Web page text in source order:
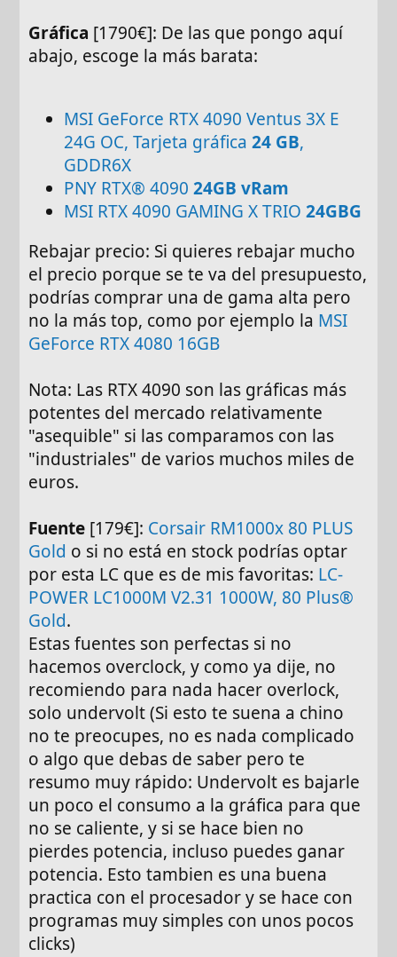
Gráfica [1790€]: De las que pongo aquí
abajo, escoge la más barata:
MSI GeForce RTX 4090 Ventus 3X E
24G OC, Tarjeta gráfica24 GB,
GDDR6X
PNY RTX® 409024GB vRam
MSI RTX 4090 GAMING X TRIO24GBG
Rebajar precio: Si quieres rebajar mucho
el precio porque se te va del presupuesto,
podrías comprar una de gama alta pero
no la más top, como por ejemplo la MSI
GeForce RTX 4080 16GB
Nota: Las RTX 4090 son las gráficas más
potentes del mercado relativamente
"asequible" si las comparamos con las
"industriales" de varios muchos miles de
euros.
Fuente [179€]: Corsair RM1000x 80 PLUS
Gold o si no está en stock podrías optar
por esta LC que es de mis favoritas: LC-
POWER LC1000M V2.31 1000W, 80 Plus®
Gold.
Estas fuentes son perfectas si no
hacemos overclock, y como ya dije, no
recomiendo para nada hacer overlock,
solo undervolt (Si esto te suena a chino
no te preocupes, no es nada complicado
o algo que debas de saber pero te
resumo muy rápido: Undervolt es bajarle
un poco el consumo a la gráfica para que
no se caliente, y si se hace bien no
pierdes potencia, incluso puedes ganar
potencia. Esto tambien es una buena
practica con el procesador y se hace con
programas muy simples con unos pocos
clicks)